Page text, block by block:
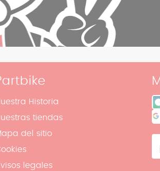
Historia
tiendas
del sitio
legales